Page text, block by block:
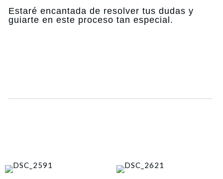
Estaré encantada de resolver tus dudas y
guiarte en este proceso tan especial.